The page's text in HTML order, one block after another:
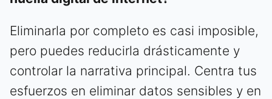
Eliminarla por completo es casi imposible,
pero puedes reducirla drásticamente y
controlar la narrativa principal. Centra tus
esfuerzos en eliminar datos sensibles y en